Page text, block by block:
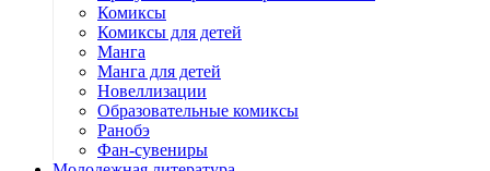
Комиксы
Комиксы для детей
Манга
Манга для детей
Новеллизации
Образовательные комиксы
Ранобэ
Фан-сувениры